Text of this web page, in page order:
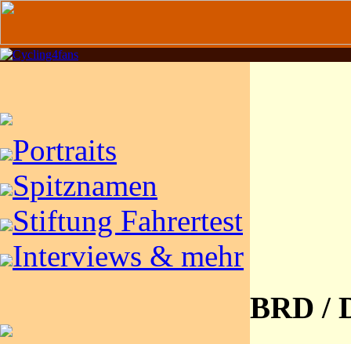
Portraits
Spitznamen
Stiftung Fahrertest
Interviews & mehr
BRD /